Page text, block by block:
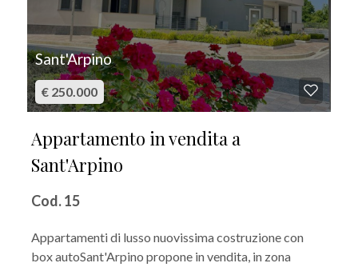
Sant'Arpino
€ 250.000
Appartamento in vendita a
Sant'Arpino
Cod. 15
Appartamenti di lusso nuovissima costruzione con
box autoSant'Arpino propone in vendita, in zona